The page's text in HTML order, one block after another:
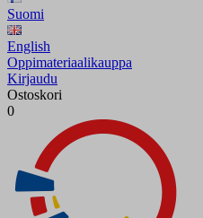
Suomi
English
Oppimateriaalikauppa
Kirjaudu
Ostoskori
0